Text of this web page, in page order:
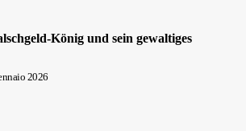
König und sein gewaltiges
2026